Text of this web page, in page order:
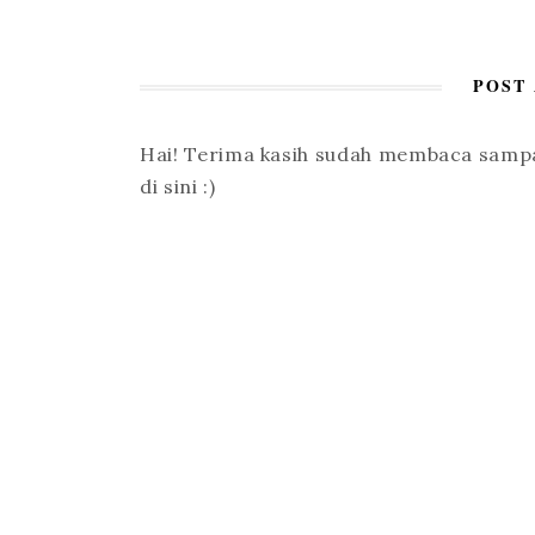
POST
Hai! Terima kasih sudah membaca
di sini :)